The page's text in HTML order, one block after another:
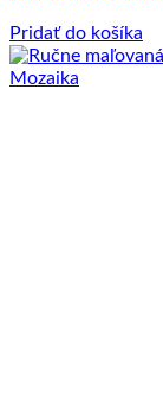
Pridať do košíka